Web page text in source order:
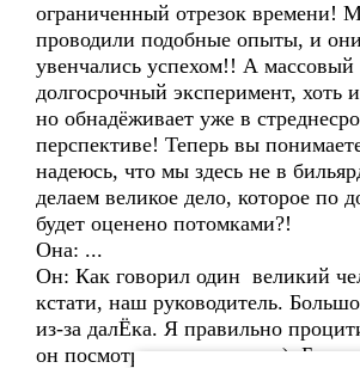
ограниченный отрезок времени!
проводили подобные опыты, и они
увенчались успехом!! А массовый
долгосрочный эксперимент, хоть
но обнадёживает уже в
перспективе! Теперь вы
надеюсь, что мы здесь не в
делаем великое дело, которое по
будет оценено потомками?!
Она: ...
Он: Как говорил один великий
кстати, наш руководитель.
из-за далЁка. Я правильно
он посмотрел по сторонам).